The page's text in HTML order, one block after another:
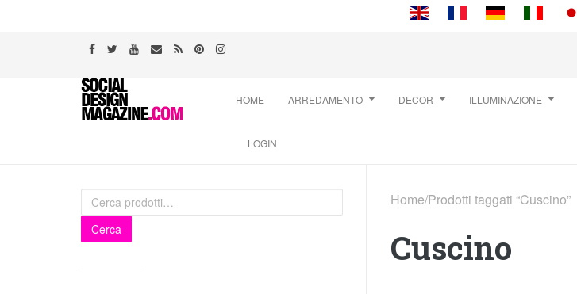
to
HOME ARREDAMENTO DECOR ILLUMINAZIONE
LOGIN
Home/Prodotti taggati “Cuscino”
Cuscino
Cerca